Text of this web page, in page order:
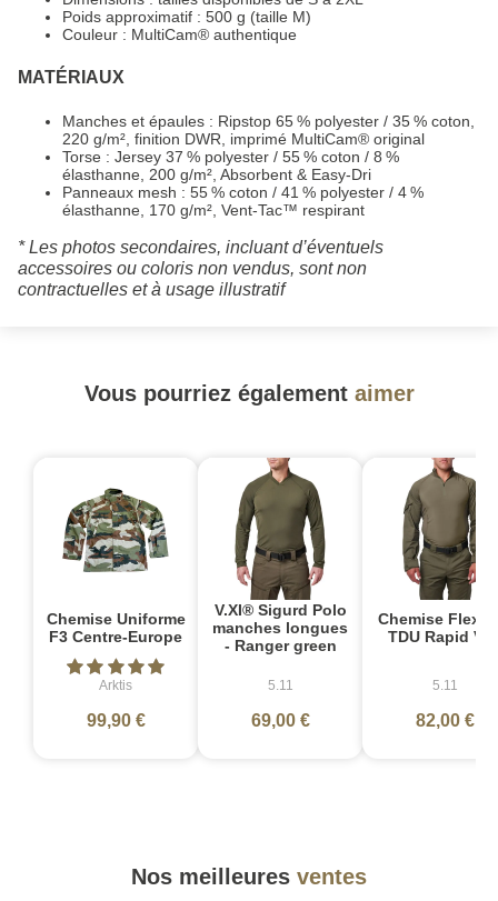
Poids approximatif : 500 g (taille M)
Couleur : MultiCam® authentique
MATÉRIAUX
Manches et épaules : Ripstop 65 % polyester / 35 % coton,
220 g/m², finition DWR, imprimé MultiCam® original
Torse : Jersey 37 % polyester / 55 % coton / 8 %
élasthanne, 200 g/m², Absorbent & Easy-Dri
Panneaux mesh : 55 % coton / 41 % polyester / 4 %
élasthanne, 170 g/m², Vent-Tac™ respirant
* Les photos secondaires, incluant d’éventuels
accessoires ou coloris non vendus, sont non
contractuelles et à usage illustratif
Vous pourriez également aimer
Chemise Uniforme
F3 Centre-Europe
Arktis
99,90 €
V.XI® Sigurd Polo
manches longues
- Ranger green
5.11
69,00 €
Chemise Flex-
TDU Rapid
5.11
82,00 €
Nos meilleures ventes